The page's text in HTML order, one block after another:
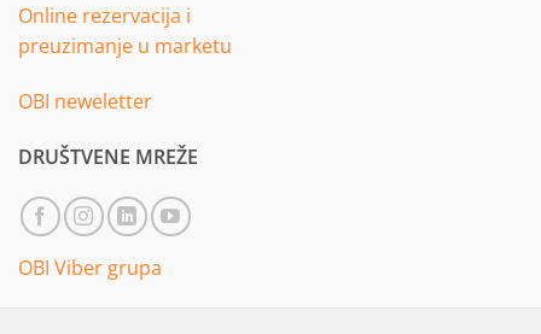
Online rezervacija i
preuzimanje u marketu
OBI neweletter
DRUŠTVENE MREŽE
OBI Viber grupa